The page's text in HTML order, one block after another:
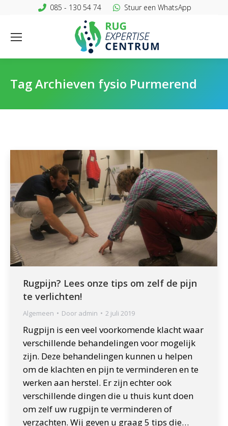
085 - 130 54 74 Stuur een WhatsApp
Tag Archieven fysio Purmerend
Rugpijn? Lees onze tips om zelf de pijn
te verlichten!
Algemeen Door admin 2 juli 2019
Rugpijn is een veel voorkomende klacht waar
verschillende behandelingen voor mogelijk
zijn. Deze behandelingen kunnen u helpen
om de klachten en pijn te verminderen en te
werken aan herstel. Er zijn echter ook
verschillende dingen die u thuis kunt doen
om zelf uw rugpijn te verminderen of
verzachten. Wij geven u graag 5 tips die…